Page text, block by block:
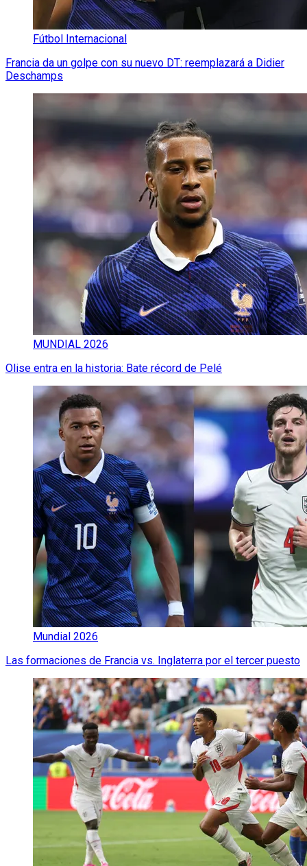
Fútbol Internacional
Francia da un golpe con su nuevo DT: reemplazará a Didier
Deschamps
MUNDIAL 2026
Olise entra en la historia: Bate récord de Pelé
Mundial 2026
Las formaciones de Francia vs. Inglaterra por el tercer puesto